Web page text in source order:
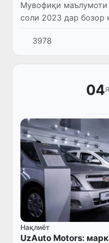
Мувофиқи маълумоти
соли 2023 дар бозор
мошин фурӯхта, дар
фурӯши Chevrolet
3978
04
Нақлиёт
UzAuto Motors: